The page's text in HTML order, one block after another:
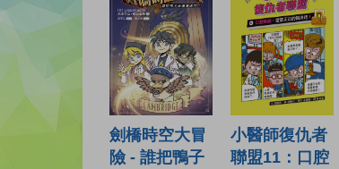
劍橋時空大冒
險 - 誰把鴨子
小醫師復仇者
聯盟11：口腔